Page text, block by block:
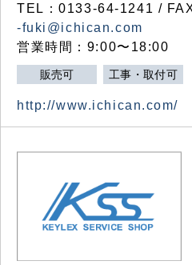
TEL：0133-64-1241 /
-fuki@ichican.com
営業時間：9:00〜18:00
販売可 工事・取付可
http://www.ichican.com/